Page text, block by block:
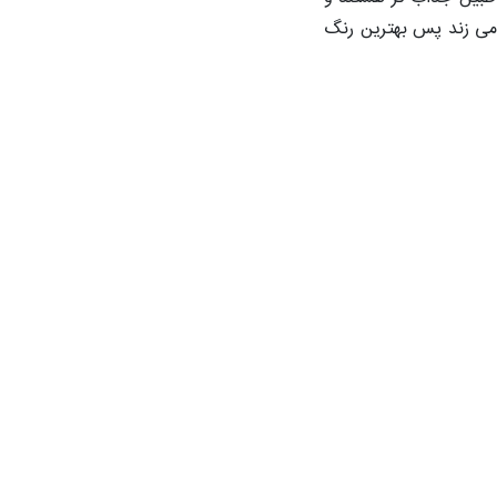
می زند پس بهترین رنگ